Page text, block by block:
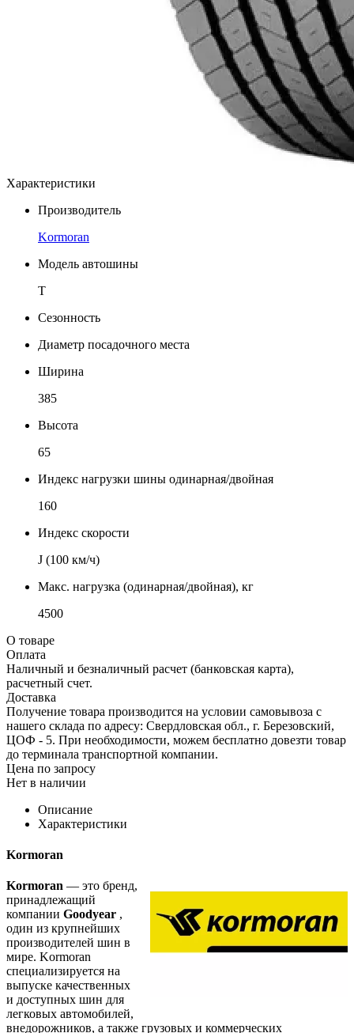
Характеристики
Производитель
Kormoran
Модель автошины
T
Сезонность
Диаметр посадочного места
Ширина
385
Высота
65
Индекс нагрузки шины одинарная/двойная
160
Индекс скорости
J (100 км/ч)
Макс. нагрузка (одинарная/двойная), кг
4500
О товаре
Оплата
Наличный и безналичный расчет (банковская карта),
расчетный счет.
Доставка
Получение товара производится на условии самовывоза с
нашего склада по адресу: Свердловская обл., г. Березовский,
ЦОФ - 5. При необходимости, можем бесплатно довезти товар
до терминала транспортной компании.
Цена по запросу
Нет в наличии
Описание
Характеристики
Kormoran
Kormoran — это бренд,
принадлежащий
компании Goodyear ,
один из крупнейших
производителей шин в
мире. Kormoran
специализируется на
выпуске качественных
и доступных шин для
легковых автомобилей,
внедорожников, а также грузовых и коммерческих